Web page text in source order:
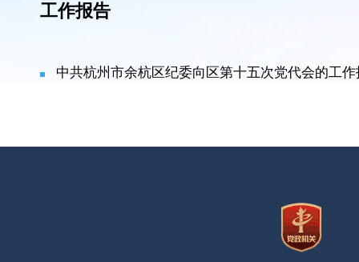
工作报告
中共杭州市余杭区纪委向区第十五次党代会的工作